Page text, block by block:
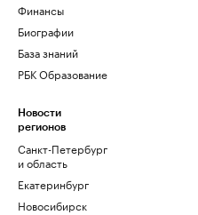
Финансы
Биографии
База знаний
РБК Образование
Новости
регионов
Санкт-Петербург
и область
Екатеринбург
Новосибирск